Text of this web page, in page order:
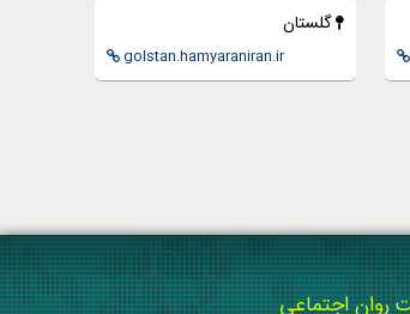
گلستان
golstan.hamyaraniran.ir
روان اجتماعی